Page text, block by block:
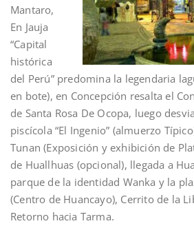
Mantaro,
En Jauja
“Capital
histórica
del Perú” predomina la legendaria
en bote), en Concepción resalta el
de Santa Rosa De Ocopa, luego
piscícola “El Ingenio” (almuerzo
Tunan (Exposición y exhibición de
de Huallhuas (opcional), llegada a
parque de la identidad Wanka y la
(Centro de Huancayo), Cerrito de la
Retorno hacia Tarma.